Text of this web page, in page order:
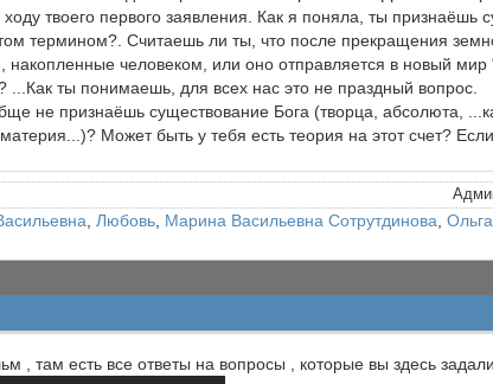
твоего первого заявления. Как я поняла, ты признаёшь
термином?. Считаешь ли ты, что после прекращения
накопленные человеком, или оно отправляется в новый мир
ты понимаешь, для всех нас это не праздный вопрос.
не признаёшь существование Бога (творца, абсолюта,
Может быть у тебя есть теория на этот счет?
Любовь Марина Васильевна Сотрутдинова Ольга
, там есть все ответы на вопросы , которые вы здесь